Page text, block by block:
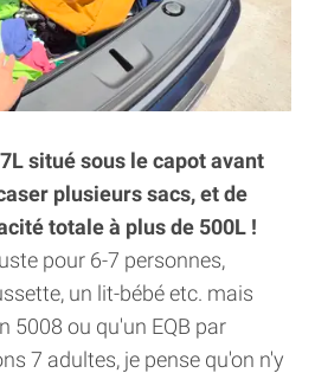
situé sous le capot avant
plusieurs sacs, et de
totale à plus de 500L !
pour 6-7 personnes,
un lit-bébé etc. mais
5008 ou qu'un EQB par
7 adultes, je pense qu'on n'y